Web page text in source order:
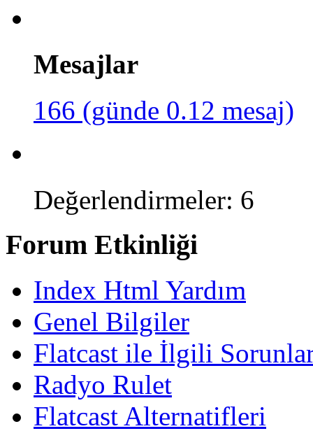
Mesajlar
166 (günde 0.12 mesaj)
Değerlendirmeler: 6
Forum Etkinliği
Index Html Yardım
Genel Bilgiler
Flatcast ile İlgili
Radyo Rulet
Flatcast Alternatifleri